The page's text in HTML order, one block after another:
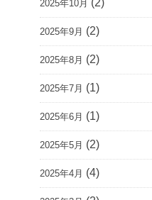
2025年10月 (2)
2025年9月 (2)
2025年8月 (2)
2025年7月 (1)
2025年6月 (1)
2025年5月 (2)
2025年4月 (4)